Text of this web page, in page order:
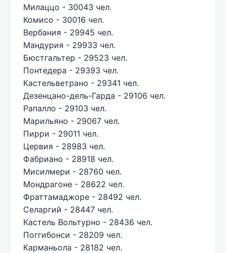
Милаццо - 30043 чел.
Комисо - 30016 чел.
Вербания - 29945 чел.
Мандурия - 29933 чел.
Бюстгальтер - 29523 чел.
Понтедера - 29393 чел.
Кастельветрано - 29341 чел.
Дезенцано-дель-Гарда - 29106 чел.
Рапалло - 29103 чел.
Марильяно - 29067 чел.
Пирри - 29011 чел.
Цервия - 28983 чел.
Фабриано - 28918 чел.
Мисилмери - 28760 чел.
Мондрагоне - 28622 чел.
Фраттамаджоре - 28492 чел.
Селаргий - 28447 чел.
Кастель Вольтурно - 28436 чел.
Поггибонси - 28209 чел.
Карманьола - 28182 чел.